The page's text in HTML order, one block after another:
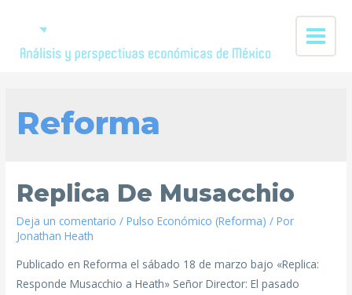
Reforma
Replica De Musacchio
Deja un comentario /Pulso Económico (Reforma) / Por
Jonathan Heath
Publicado en Reforma el sábado 18 de marzo bajo «Replica:
Responde Musacchio a Heath» Señor Director: El pasado